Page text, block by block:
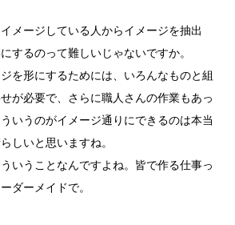
メージしている人からイメージを抽出
するのって難しいじゃないですか。
を形にするためには、いろんなものと組
が必要で、さらに職人さんの作業もあっ
いうのがイメージ通りにできるのは本当
しいと思いますね。
いうことなんですよね。皆で作る仕事っ
ダーメイドで。